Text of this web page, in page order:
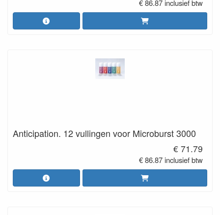
€ 86.87 inclusief btw
Anticipation. 12 vullingen voor Microburst 3000
€ 71.79
€ 86.87 inclusief btw